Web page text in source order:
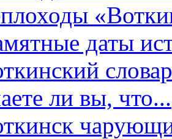
даты
ли вы, что...